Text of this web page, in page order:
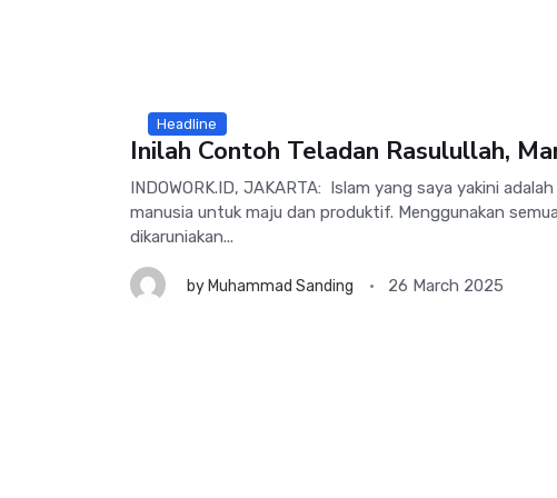
Headline
Inilah Contoh Teladan Rasulullah,
INDOWORK.ID, JAKARTA: Islam yang saya yakini
manusia untuk maju dan produktif. Menggunakan
dikaruniakan...
by Muhammad Sanding 26 March 2025